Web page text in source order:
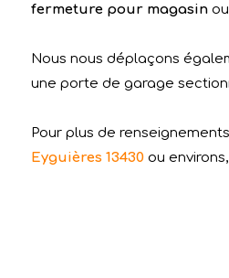
fermeture pour magasinou
Nous nous déplaçons
une porte de garage
Pour plus de
Eyguières 13430ou